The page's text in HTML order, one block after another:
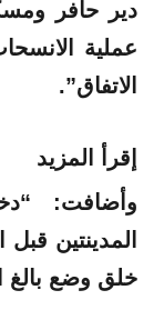
دير حافر
عملية
الاتفاق”.
إقرأ المزيد
وأضافت:
المدينتين قبل
خلق وضع بالغ